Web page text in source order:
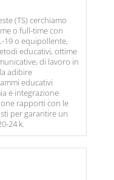
(TS) cerchiamo
o full-time con
19 o equipollente,
educativi, ottime
di lavoro in
adibire
educativi
e integrazione
rapporti con le
per garantire un
24 k.